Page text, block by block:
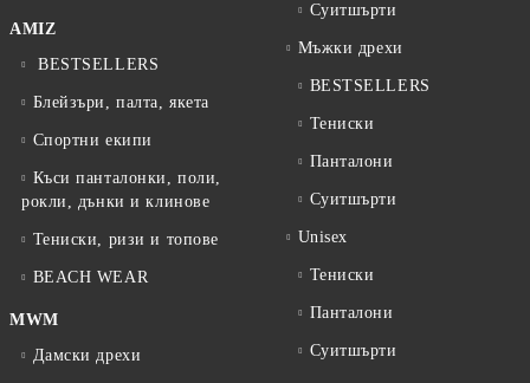
AMIZ
BESTSELLERS
Блейзъри, палта, якета
Спортни екипи
Къси панталонки, поли,
рокли, дънки и клинове
Тениски, ризи и топове
BEACH WEAR
MWM
Дамски дрехи
Суитшърти
Мъжки дрехи
BESTSELLERS
Тениски
Панталони
Суитшърти
Unisex
Тениски
Панталони
Суитшърти